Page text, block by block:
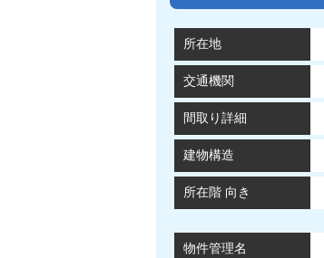
所在地
交通機関
間取り詳細
建物構造
所在階 向き
物件管理名